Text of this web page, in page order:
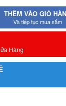
THÊM VÀO GIỎ
Và tiếp tục mua sắm
Hàng